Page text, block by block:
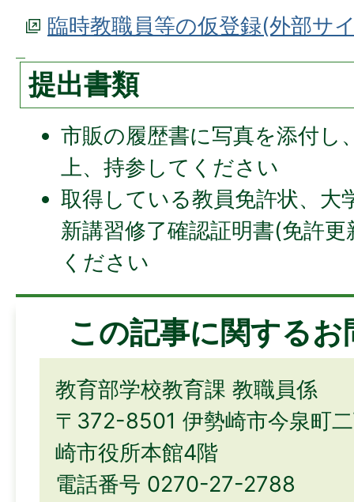
臨時教職員等の仮登録(外部サ
提出書類
市販の履歴書に写真を添付し
上、持参してください
取得している教員免許状、大
新講習修了確認証明書(免許
ください
この記事に関する
教育部学校教育課 教職員係
〒372-8501 伊勢崎市今泉町
崎市役所本館4階
電話番号 0270-27-2788